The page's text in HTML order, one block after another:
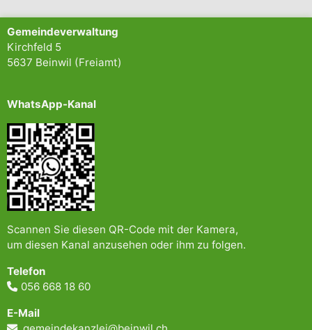
Gemeindeverwaltung
Kirchfeld 5
5637 Beinwil (Freiamt)
WhatsApp-Kanal
Scannen Sie diesen QR-Code mit der Kamera,
um diesen Kanal anzusehen oder ihm zu folgen.
Telefon
056 668 18 60
E-Mail